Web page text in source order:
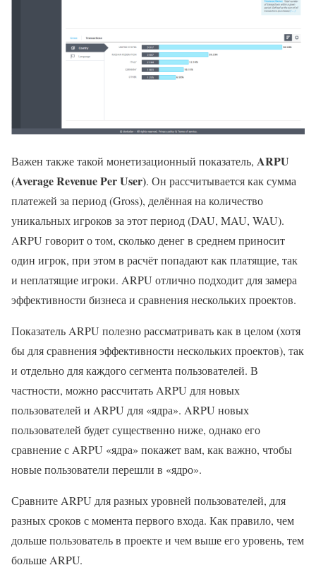
Важен также такой монетизационный показатель, ARPU
(Average Revenue Per User). Он рассчитывается как сумма
платежей за период (Gross), делённая на количество
уникальных игроков за этот период (DAU, MAU, WAU).
ARPU говорит о том, сколько денег в среднем приносит
один игрок, при этом в расчёт попадают как платящие, так
и неплатящие игроки. ARPU отлично подходит для замера
эффективности бизнеса и сравнения нескольких проектов.
Показатель ARPU полезно рассматривать как в целом (хотя
бы для сравнения эффективности нескольких проектов), так
и отдельно для каждого сегмента пользователей. В
частности, можно рассчитать ARPU для новых
пользователей и ARPU для «ядра». ARPU новых
пользователей будет существенно ниже, однако его
сравнение с ARPU «ядра» покажет вам, как важно, чтобы
новые пользователи перешли в «ядро».
Сравните ARPU для разных уровней пользователей, для
разных сроков с момента первого входа. Как правило, чем
дольше пользователь в проекте и чем выше его уровень, тем
больше ARPU.